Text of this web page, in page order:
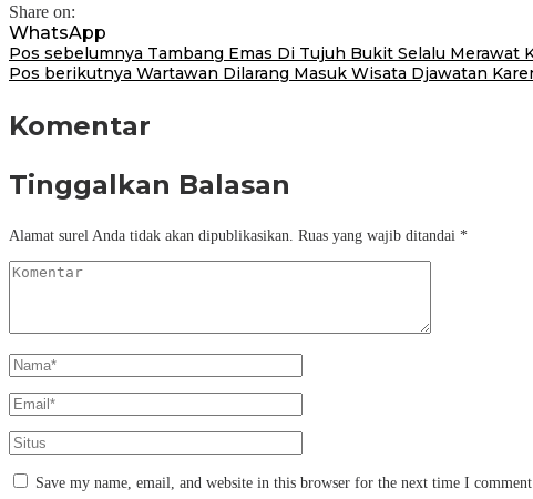
Share on:
WhatsApp
Navigasi
Pos sebelumnya Tambang Emas Di Tujuh Bukit Selalu Merawat
Pos berikutnya Wartawan Dilarang Masuk Wisata Djawatan
Komentar
Tinggalkan Balasan
Alamat surel Anda tidak akan dipublikasikan. Ruas yang wajib ditandai *
Save my name, email, and website in this browser for the next time I comment.